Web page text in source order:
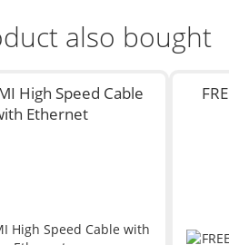
also bought
High Speed Cable
Ethernet